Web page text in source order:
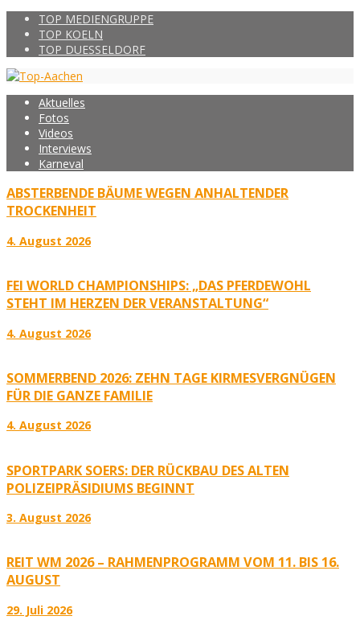
TOP MEDIENGRUPPE
TOP KOELN
TOP DUESSELDORF
Aktuelles
Fotos
Videos
Interviews
Karneval
ABSTERBENDE BÄUME WEGEN ANHALTENDER
TROCKENHEIT
4. August 2026
FEI WORLD CHAMPIONSHIPS: „DAS PFERDEWOHL
STEHT IM HERZEN DER VERANSTALTUNG“
4. August 2026
SOMMERBEND 2026: ZEHN TAGE KIRMESVERGNÜGEN
FÜR DIE GANZE FAMILIE
4. August 2026
SPORTPARK SOERS: DER RÜCKBAU DES ALTEN
POLIZEIPRÄSIDIUMS BEGINNT
3. August 2026
REIT WM 2026 – RAHMENPROGRAMM VOM 11. BIS 16.
AUGUST
29. Juli 2026